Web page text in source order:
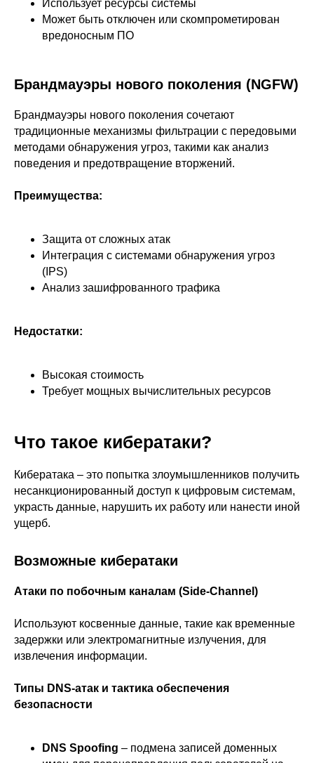
Использует ресурсы системы
Может быть отключен или скомпрометирован
вредоносным ПО
Брандмауэры нового поколения (NGFW)
Брандмауэры нового поколения сочетают
традиционные механизмы фильтрации с передовыми
методами обнаружения угроз, такими как анализ
поведения и предотвращение вторжений.
Преимущества:
Защита от сложных атак
Интеграция с системами обнаружения угроз
(IPS)
Анализ зашифрованного трафика
Недостатки:
Высокая стоимость
Требует мощных вычислительных ресурсов
Что такое кибератаки?
Кибератака – это попытка злоумышленников получить
несанкционированный доступ к цифровым системам,
украсть данные, нарушить их работу или нанести иной
ущерб.
Возможные кибератаки
Атаки по побочным каналам (Side-Channel)
Используют косвенные данные, такие как временные
задержки или электромагнитные излучения, для
извлечения информации.
Типы DNS-атак и тактика обеспечения
безопасности
DNS Spoofing – подмена записей доменных